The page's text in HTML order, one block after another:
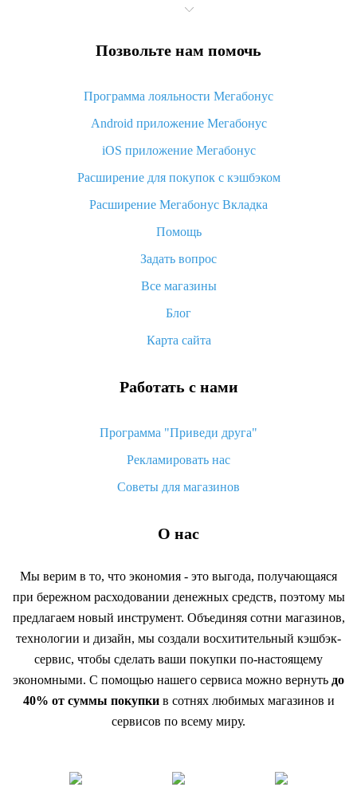
Что значит статус «Заказ закрыт» на Алиэкспресс и что
Что делать, если Алиэкспресс просит ввести паспортные
Как узнать, куда пришла посылка с Алиэкспресс
Вы отменили заказ на Алиэкспресс, когда вернут деньги?
Что такое баллы на Алиэкспресс, как их получить и
«AliExpress Standard Shipping»: что это за метод доставки и
как его отслеживать
Как покупать оптом на Алиэкспресс
Что делать, если не пришел товар с Алиэкспресс
возврата денег
Позвольте нам помочь
Программа лояльности Мегабонус
Android приложение Мегабонус
iOS приложение Мегабонус
Расширение для покупок с кэшбэком
Расширение Мегабонус Вкладка
Помощь
Задать вопрос
Все магазины
Блог
Карта сайта
Работать с нами
Программа "Приведи друга"
Рекламировать нас
Советы для магазинов
О нас
Мы верим в то, что экономия - это выгода, получающаяся
при бережном расходовании денежных средств, поэтому мы
предлагаем новый инструмент. Объединяя сотни магазинов,
технологии и дизайн, мы создали восхитительный кэшбэк-
сервис, чтобы сделать ваши покупки по-настоящему
экономными. С помощью нашего сервиса можно вернуть до
40% от суммы покупкив сотнях любимых магазинов и
сервисов по всему миру.